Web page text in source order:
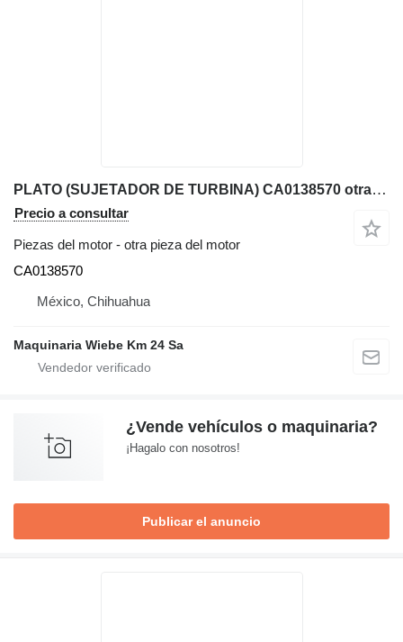
PLATO (SUJETADOR DE TURBINA) CA0138570 otra pieza del motor para Komatsu WB140-2 retroexcavadora
Precio a consultar
Piezas del motor - otra pieza del motor
CA0138570
México, Chihuahua
Maquinaria Wiebe Km 24 Sa
¿Vende vehículos o maquinaria?
¡Hagalo con nosotros!
Publicar el anuncio